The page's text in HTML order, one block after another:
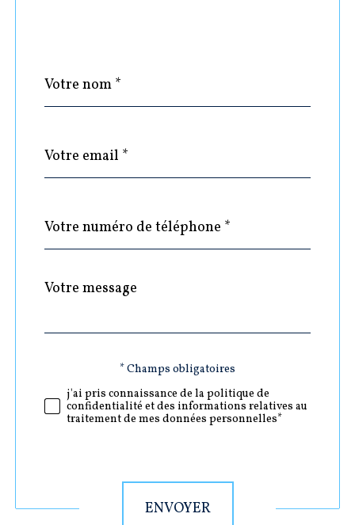
Fieldset
par
*
*
*
Fieldset
défaut
Message
*
Validation* Champs obligatoires
j'ai pris connaissance de la politique de
confidentialité et des informations relatives au
traitement de mes données personnelles*
ENVOYER